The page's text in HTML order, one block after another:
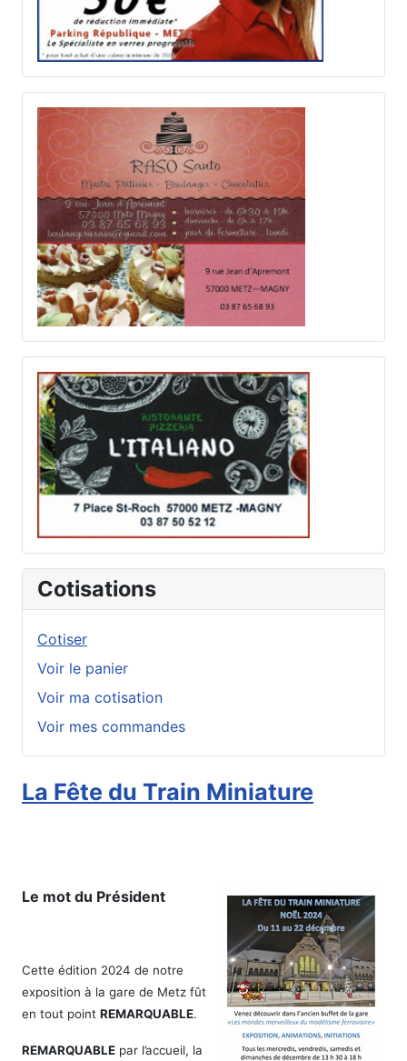
Cotisations
Cotiser
Voir le panier
Voir ma cotisation
Voir mes commandes
La Fête du Train Miniature
Le mot du Président
Cette édition 2024 de notre
exposition à la gare de Metz fût
en tout point REMARQUABLE.
REMARQUABLE par l’accueil, la